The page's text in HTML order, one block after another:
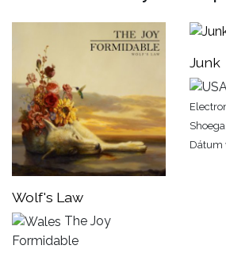
Wolf's Law
The Joy
Formidable
Junk
Dátum